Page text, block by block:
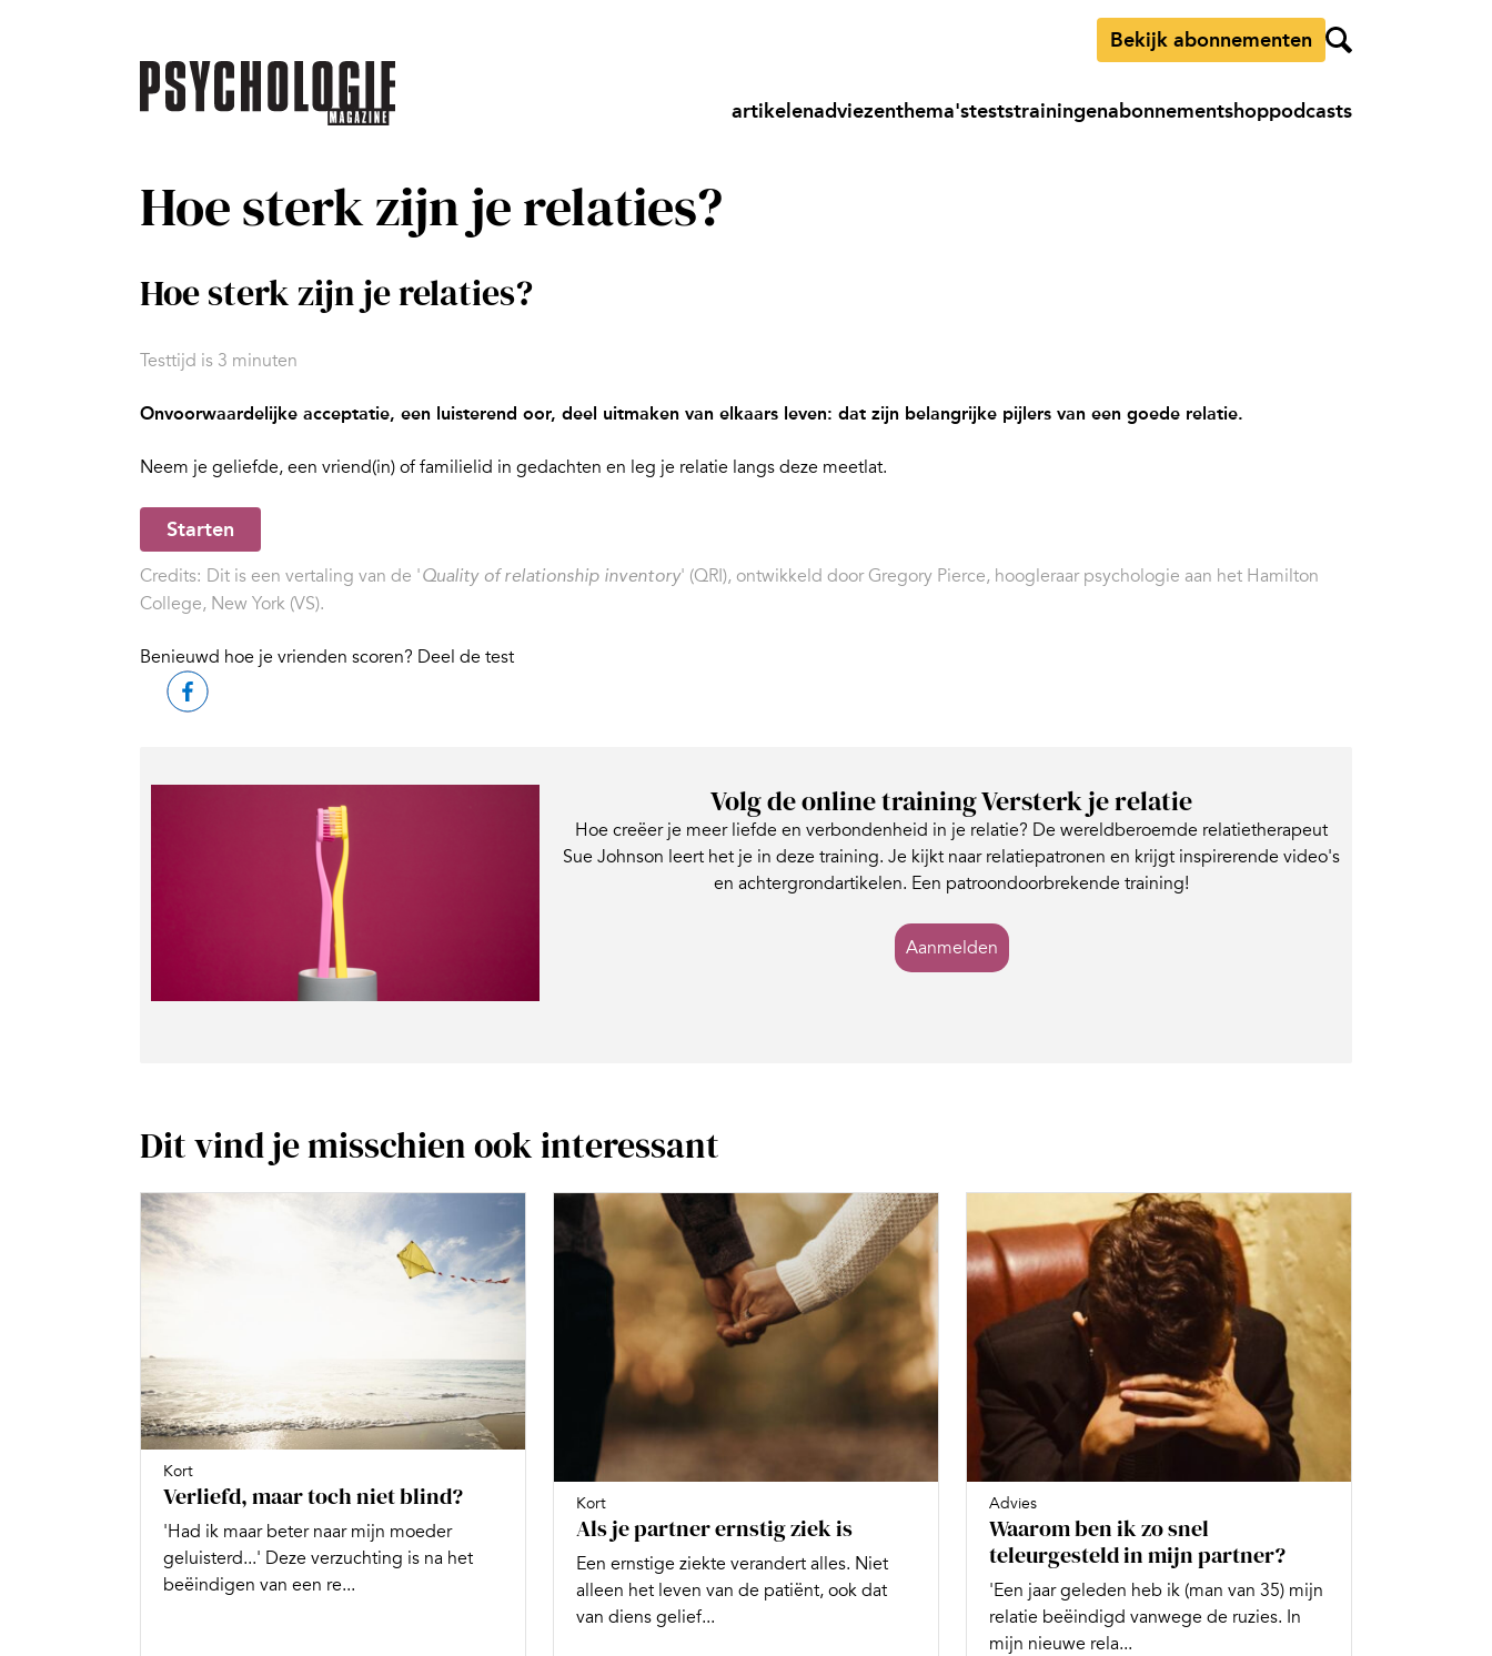
Bekijk abonnementen
artikelenadviezenthema'steststrainingenabonnementshoppodcasts
Hoe sterk zijn je relaties?
Hoe sterk zijn je relaties?
Testtijd is 3 minuten
Onvoorwaardelijke acceptatie, een luisterend oor, deel uitmaken van elkaars leven: dat zijn belangrijke pijlers van een goede relatie.
Neem je geliefde, een vriend(in) of familielid in gedachten en leg je relatie langs deze meetlat.
Starten
Credits: Dit is een vertaling van de 'Quality of relationship inventory' (QRI), ontwikkeld door Gregory Pierce, hoogleraar psychologie aan het Hamilton
College, New York (VS).
Benieuwd hoe je vrienden scoren? Deel de test
Volg de online training Versterk je relatie
Hoe creëer je meer liefde en verbondenheid in je relatie? De wereldberoemde relatietherapeut
Sue Johnson leert het je in deze training. Je kijkt naar relatiepatronen en krijgt inspirerende video's
en achtergrondartikelen. Een patroondoorbrekende training!
Aanmelden
Dit vind je misschien ook interessant
Kort
Verliefd, maar toch niet blind?
'Had ik maar beter naar mijn moeder
geluisterd...' Deze verzuchting is na het
beëindigen van een re...
Kort
Als je partner ernstig ziek is
Een ernstige ziekte verandert alles. Niet
alleen het leven van de patiënt, ook dat
van diens gelief...
Advies
Waarom ben ik zo snel
teleurgesteld in mijn partner?
'Een jaar geleden heb ik (man van 35) mijn
relatie beëindigd vanwege de ruzies. In
mijn nieuwe rela...